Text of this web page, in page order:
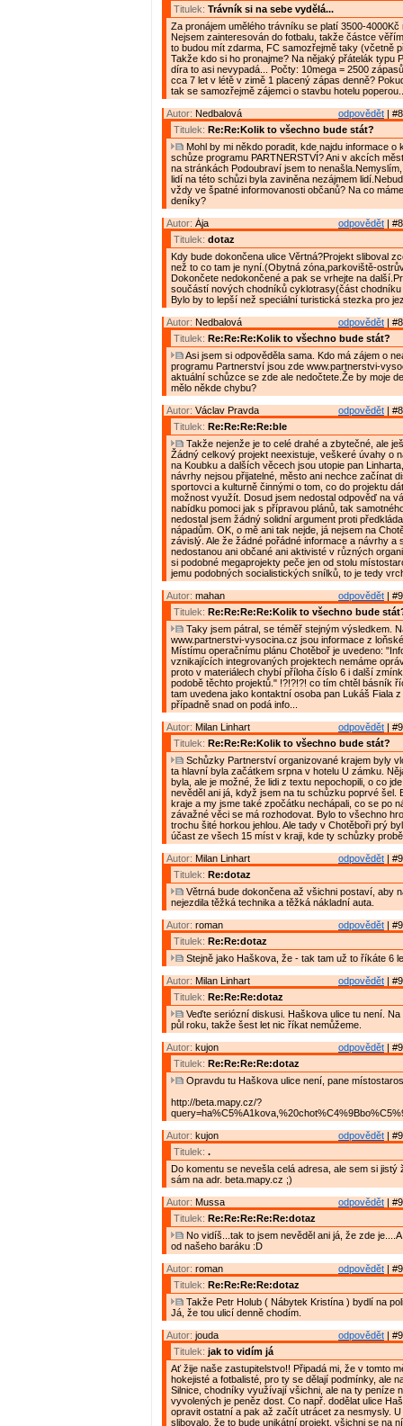
Titulek: Trávník si na sebe vydělá...
Za pronájem umělého trávníku se platí 3500-4000Kč
Nejsem zainteresován do fotbalu, takže částce
to budou mít zdarma, FC samozřejmě taky (včetně
Takže kdo si ho pronajme? Na nějaký přátelák typu
díra to asi nevypadá... Počty: 10mega = 2500
cca 7 let v létě v zimě 1 placený zápas denně?
tak se samozřejmě zájemci o stavbu hotelu
odpovědět |
Autor: Nedbalová
Titulek: Re:Re:Kolik to všechno bude stát?
Mohl by mi někdo poradit, kde najdu informace o
schůze programu PARTNERSTVÍ? Ani v akcích
na stránkách Podoubraví jsem to
lidí na této schůzi byla zaviněna nezájmem
vždy ve špatné informovanosti občanů? Na co
deníky?
odpovědět |
Autor: Ája
Titulek: dotaz
Kdy bude dokončena ulice Věrtná?Projekt sliboval
než to co tam je nyní.(Obytná zóna,parkoviště-
Dokončete nedokončené a pak se vrhejte na
součástí nových chodníků cyklotrasy(část
Bylo by to lepší než speciální turistická stezka pro
odpovědět |
Autor: Nedbalová
Titulek: Re:Re:Re:Kolik to všechno bude stát?
Asi jsem si odpověděla sama. Kdo má zájem o
programu Partnerství jsou zde www.partnerstvi-
aktuální schůzce se zde ale nedočtete.Že by moje
mělo někde chybu?
odpovědět |
Autor: Václav Pravda
Titulek: Re:Re:Re:Re:ble
Takže nejenže je to celé drahé a zbytečné, ale
Žádný celkový projekt neexistuje, veškeré úvahy o
na Koubku a dalších věcech jsou utopie pan
návrhy nejsou přijatelné, město ani nechce začínat
sportovci a kulturně činnými o tom, co do projektu
možnost využít. Dosud jsem nedostal odpověď na
nabídku pomoci jak s přípravou plánů, tak
nedostal jsem žádný solidní argument proti
nápadům. OK, o mě ani tak nejde, já nejsem na
závislý. Ale že žádné pořádné informace a návrhy a
nedostanou ani občané ani aktivisté v různých
si podobné megaprojekty peče jen od stolu
jemu podobných socialistických snílků, to je tedy
odpovědět |
Autor: mahan
Titulek: Re:Re:Re:Re:Kolik to všechno bude
Taky jsem pátral, se téměř stejným výsledkem.
www.partnerstvi-vysocina.cz jsou informace z
Místímu operačnímu plánu Chotěboř je uvedeno:
vznikajících integrovaných projektech nemáme
proto v materiálech chybí příloha číslo 6 i další
podobě těchto projektů." !?!?!?! co tím chtěl básník
tam uvedena jako kontaktní osoba pan Lukáš Fiala
případně snad on podá info...
odpovědět |
Autor: Milan Linhart
Titulek: Re:Re:Re:Kolik to všechno bude stát?
Schůzky Partnerství organizované krajem byly
ta hlavní byla začátkem srpna v hotelu U zámku.
byla, ale je možné, že lidi z textu nepochopili, o co
nevěděl ani já, když jsem na tu schůzku poprvé šel.
kraje a my jsme také zpočátku nechápali, co se po
závažné věci se má rozhodovat. Bylo to všechno
trochu šité horkou jehlou. Ale tady v Chotěboři prý
účast ze všech 15 míst v kraji, kde ty schůzky
odpovědět |
Autor: Milan Linhart
Titulek: Re:dotaz
Větrná bude dokončena až všichni postaví, aby
nejezdila těžká technika a těžká nákladní auta.
odpovědět |
Autor: roman
Titulek: Re:Re:dotaz
Stejně jako Haškova, že - tak tam už to říkáte 6
odpovědět |
Autor: Milan Linhart
Titulek: Re:Re:Re:dotaz
Veďte seriózní diskusi. Haškova ulice tu není. Na
půl roku, takže šest let nic říkat nemůžeme.
odpovědět |
Autor: kujon
Titulek: Re:Re:Re:Re:dotaz
Opravdu tu Haškova ulice není, pane
http://beta.mapy.cz/?
odpovědět |
Autor: kujon
Titulek: .
Do komentu se nevešla celá adresa, ale sem si jistý
sám na adr. beta.mapy.cz ;)
odpovědět |
Autor: Mussa
Titulek: Re:Re:Re:Re:Re:dotaz
No vidíš...tak to jsem nevěděl ani já, že zde
od našeho baráku :D
odpovědět |
Autor: roman
Titulek: Re:Re:Re:Re:dotaz
Takže Petr Holub ( Nábytek Kristína ) bydlí na
Já, že tou ulicí denně chodím.
odpovědět |
Autor: jouda
Titulek: jak to vidím já
Ať žije naše zastupitelstvo!! Připadá mi, že v tomto
hokejisté a fotbalisté, pro ty se dělají podmínky, ale
Silnice, chodníky využívají všichni, ale na ty peníze
vyvolených je peněz dost. Co např. dodělat ulice
opravit ostatní a pak až začít utrácet za nesmysly.
slibovalo, že to bude unikátní projekt, všichni se na